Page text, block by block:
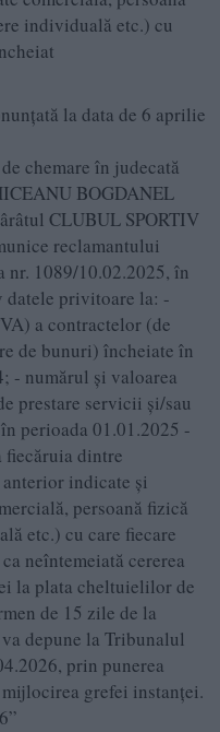
individuală etc.) cu
la data de 6 aprilie
chemare în judecată
BOGDANEL
CLUBUL SPORTIV
reclamantului
1089/10.02.2025, în
datele privitoare la: -
a contractelor (de
de bunuri) încheiate în
- numărul şi valoarea
prestare servicii şi/sau
perioada 01.01.2025 -
fiecăruia dintre
indicate şi
persoană fizică
etc.) cu care fiecare
neîntemeiată cererea
la plata cheltuielilor de
de 15 zile de la
depune la Tribunalul
prin punerea
grefei instanţei.